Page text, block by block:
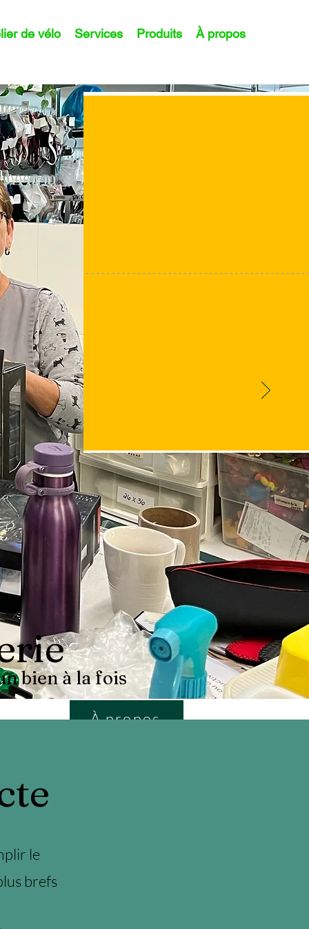
de vélo Services Produits À propos
bien à la fois
À propos
le
brefs